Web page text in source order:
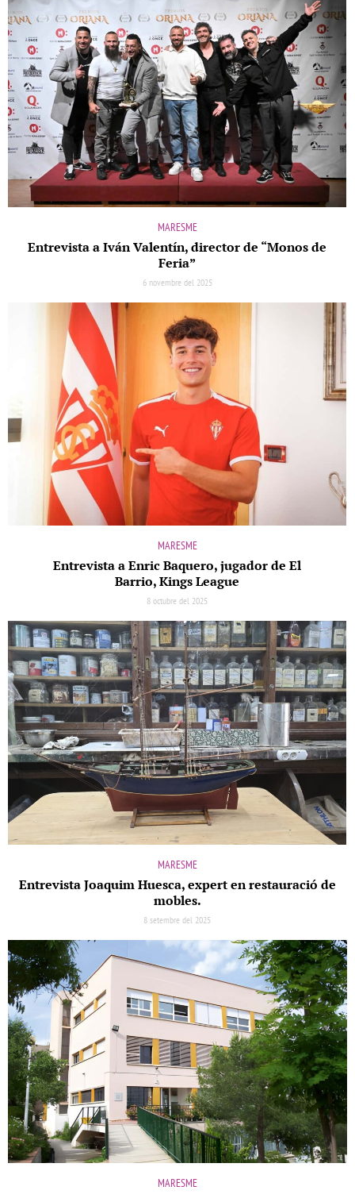
MARESME
Entrevista a Iván Valentín, director de “Monos de
Feria”
6 novembre del 2025
MARESME
Entrevista a Enric Baquero, jugador de El
Barrio, Kings League
8 octubre del 2025
MARESME
Entrevista Joaquim Huesca, expert en restauració de
mobles.
8 setembre del 2025
MARESME